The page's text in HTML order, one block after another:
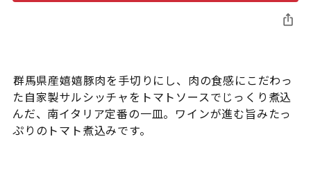
群馬県産嬉嬉豚肉を手切りにし、肉の食感にこだわっ
た自家製サルシッチャをトマトソースでじっくり煮込
んだ、南イタリア定番の一皿。ワインが進む旨みたっ
ぷりのトマト煮込みです。